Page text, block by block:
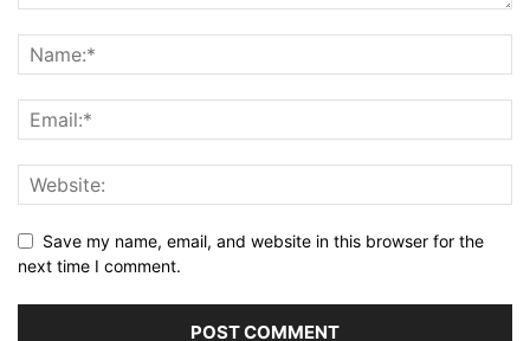
Save my name, email, and website in this browser for the
next time I comment.